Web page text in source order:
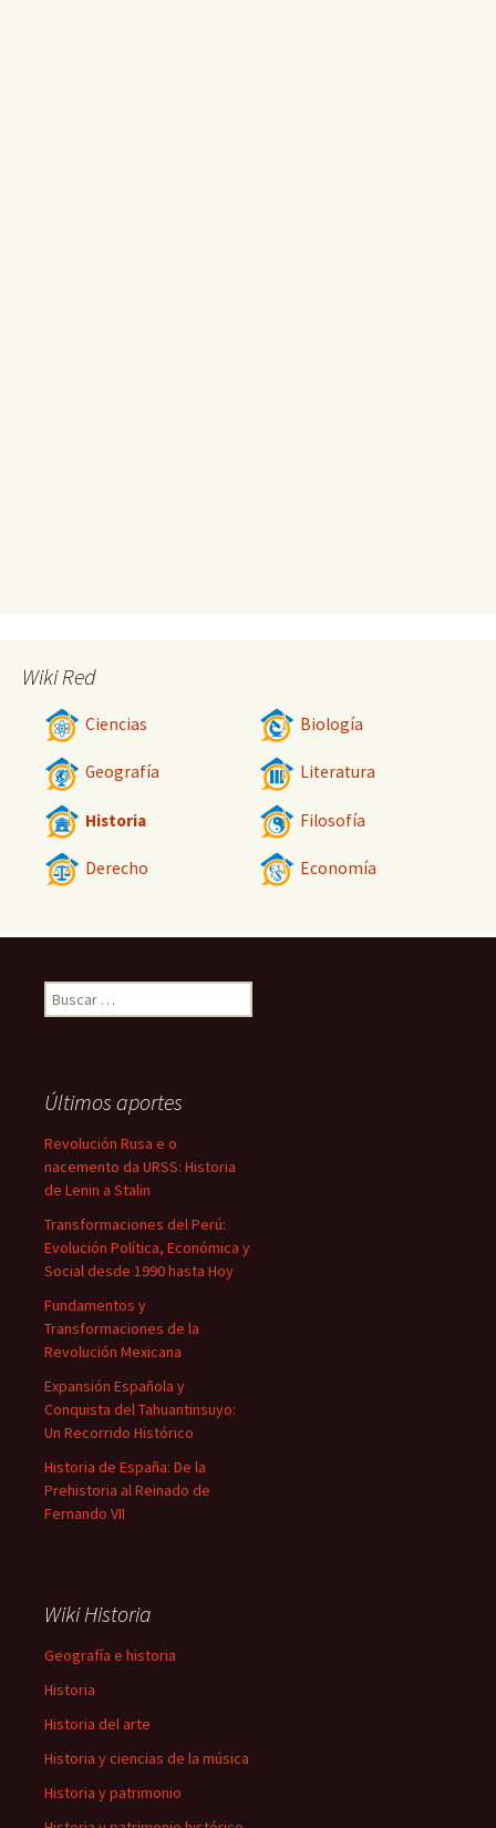
Wiki Red
Ciencias Biología
Geografía Literatura
Historia Filosofía
Derecho Economía
Buscar:
Últimos aportes
Revolución Rusa e o
nacemento da URSS: Historia
de Lenin a Stalin
Transformaciones del Perú:
Evolución Política, Económica y
Social desde 1990 hasta Hoy
Fundamentos y
Transformaciones de la
Revolución Mexicana
Expansión Española y
Conquista del Tahuantinsuyo:
Un Recorrido Histórico
Historia de España: De la
Prehistoria al Reinado de
Fernando VII
Wiki Historia
Geografía e historia
Historia
Historia del arte
Historia y ciencias de la música
Historia y patrimonio